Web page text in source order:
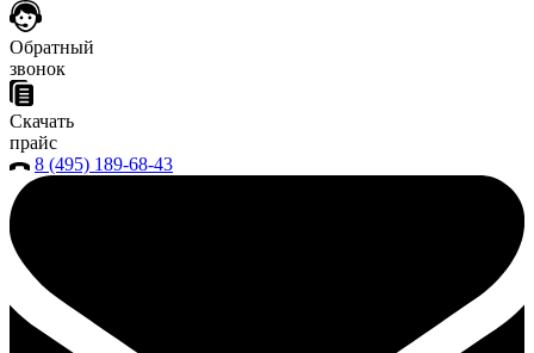
Обратный
звонок
Скачать
прайс
8 (495) 189-68-43